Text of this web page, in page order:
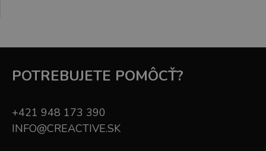
POTREBUJETE POMÔCŤ?
+421 948 173 390
INFO@CREACTIVE.SK